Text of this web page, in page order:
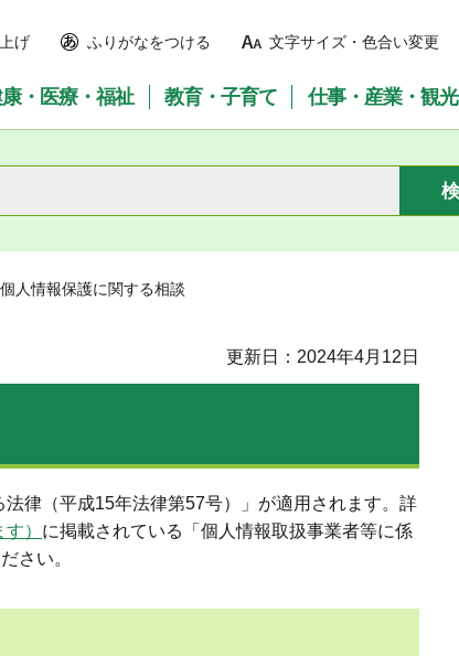
げ ふりがなをつける 文字サイズ・色合い変更
・医療・福祉 教育・子育て 仕事・産業・観光
人情報保護に関する相談
更新日：2024年4月12日
律（平成15年法律第57号）」が適用されます。詳
） に掲載されている「個人情報取扱事業者等に係
さい。